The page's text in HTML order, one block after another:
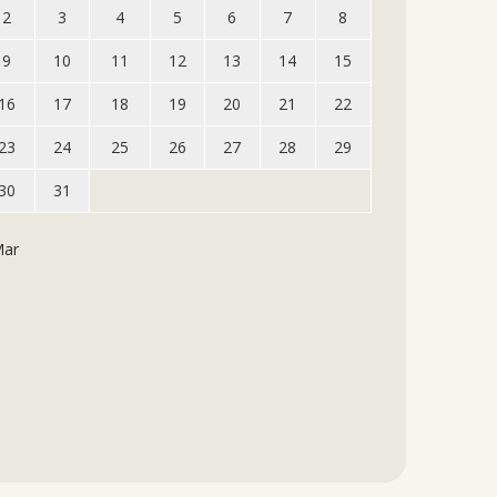
2 3 4 5 6 7 8
9 10 11 12 13 14 15
17 18 19 20 21 22
24 25 26 27 28 29
31